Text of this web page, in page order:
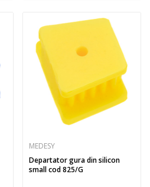
MEDESY
Departator gura din silicon
small cod 825/G